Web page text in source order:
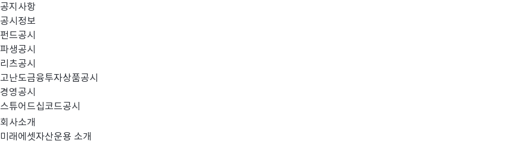
공지사항
공시정보
펀드공시
파생공시
리츠공시
고난도금융투자상품공시
경영공시
스튜어드십코드공시
회사소개
미래에셋자산운용 소개